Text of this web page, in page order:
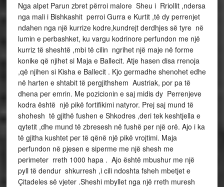
Nga alpet Parun zbret përroi malore Sheu i Rriollit ,ndersa
nga mali i Bishkashit perroi Gurra e Kurtit ,të dy perrenjet
ndahen nga një kurrize kodre,kundrejt derdhjes së tyre në
lumin e perbashket, ku vargu kodrinore perfundon me një
kurriz të sheshtë ,mbi të cilin ngrihet një maje në forme
konike që njihet si Maja e Ballecit. Atje hasen disa rrenoja
,që njihen si Kisha e Ballecit . Kjo germadhe shenohet edhe
në harten e shtabit të pergjithshem Austriak, por pa të
dhena per emrin. Me pozicionin e saj midis dy Perrenjeve
kodra është një pikë fortifikimi natyror. Prej saj mund të
shohesh të gjithë fushen e Shkodres ,deri tek keshtjella e
qytetit ,dhe mund të zbresesh në fushë per një orë. Ajo i ka
të gjitha kushtet per të qënë një pikë vrojtimi. Maja
perfundon në pjesen e siperme me një shesh me
perimeter rreth 1000 hapa . Ajo është mbushur me një
pyll të dendur shkurresh ,i cili ndoshta fsheh mbetjet e
Çitadeles së vjeter .Sheshi mbyllet nga një rreth muresh